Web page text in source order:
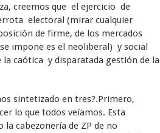
creemos que el ejercicio de
electoral (mirar cualquier
de firme, de los mercados
impone es el neoliberal) y social
caótica y disparatada gestión de la
sintetizado en tres?.Primero,
lo que todos veíamos. Esta
cabezonería de ZP de no